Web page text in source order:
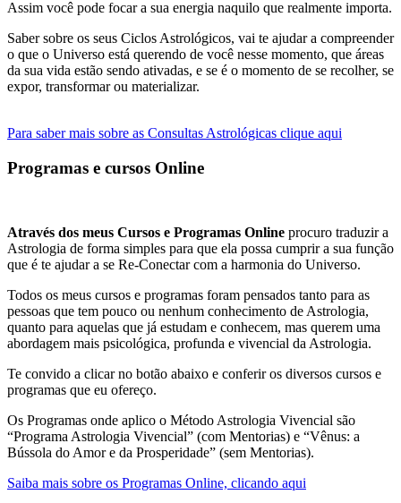
Assim você pode focar a sua energia naquilo que realmente importa.
Saber sobre os seus Ciclos Astrológicos, vai te ajudar a compreender
o que o Universo está querendo de você nesse momento, que áreas
da sua vida estão sendo ativadas, e se é o momento de se recolher, se
expor, transformar ou materializar.
Para saber mais sobre as Consultas Astrológicas clique aqui
Programas e cursos Online
Através dos meus Cursos e Programas Online procuro traduzir a
Astrologia de forma simples para que ela possa cumprir a sua função
que é te ajudar a se Re-Conectar com a harmonia do Universo.
Todos os meus cursos e programas foram pensados tanto para as
pessoas que tem pouco ou nenhum conhecimento de Astrologia,
quanto para aquelas que já estudam e conhecem, mas querem uma
abordagem mais psicológica, profunda e vivencial da Astrologia.
Te convido a clicar no botão abaixo e conferir os diversos cursos e
programas que eu ofereço.
Os Programas onde aplico o Método Astrologia Vivencial são
“Programa Astrologia Vivencial” (com Mentorias) e “Vênus: a
Bússola do Amor e da Prosperidade” (sem Mentorias).
Saiba mais sobre os Programas Online, clicando aqui